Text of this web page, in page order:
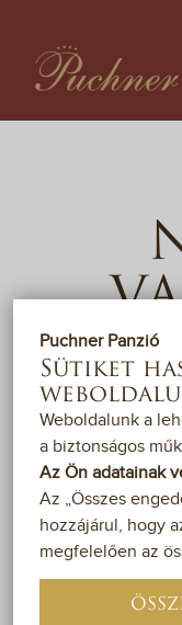
Puchner Panzió
Sütiket
Weboldalunk a
a biztonságos
Az Ön adatainak
Az „Összes
hozzájárul, hogy
megfelelően az
2025.
Nyári vakáció
felejthetetlen